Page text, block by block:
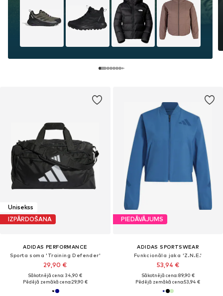
Unisekss
IZPĀRDOŠANA
ADIDAS PERFORMANCE
Sporta soma 'Training Defender'
29,90 €
Sākotnējā cena: 34,90 €
Pēdējā zemākā cena:29,90 €
PIEDĀVĀJUMS
ADIDAS SPORTSWEAR
Funkcionāla jaka 'Z.N.E.'
53,94 €
Sākotnējā cena: 89,90 €
Pēdējā zemākā cena:53,94 €